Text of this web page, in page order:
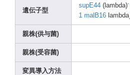
遺伝子型
supE44 (lambda)-
1 malB16 lambda_
親株(供与菌)
親株(受容菌)
変異導入方法